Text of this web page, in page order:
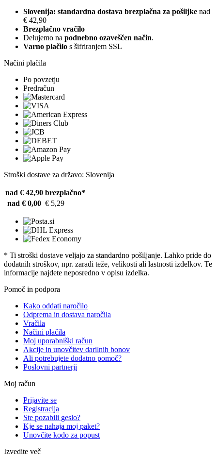
Slovenija: standardna dostava brezplačna za pošiljke nad
€ 42,90
Brezplačno vračilo
Delujemo na podnebno ozaveščen način.
Varno plačilo s šifriranjem SSL
Načini plačila
Po povzetju
Predračun
Stroški dostave za državo: Slovenija
nad € 42,90 brezplačno*
nad € 0,00 € 5,29
* Ti stroški dostave veljajo za standardno pošiljanje. Lahko pride do
dodatnih stroškov, npr. zaradi teže, velikosti ali lastnosti izdelkov. Te
informacije najdete neposredno v opisu izdelka.
Pomoč in podpora
Kako oddati naročilo
Odprema in dostava naročila
Vračila
Načini plačila
Moj uporabniški račun
Akcije in unovčitev darilnih bonov
Ali potrebujete dodatno pomoč?
Poslovni partnerji
Moj račun
Prijavite se
Registracija
Ste pozabili geslo?
Kje se nahaja moj paket?
Unovčite kodo za popust
Izvedite več